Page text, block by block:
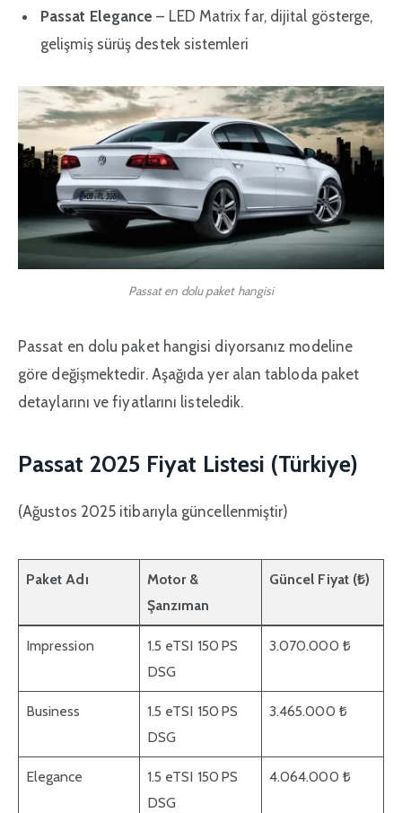
Passat Elegance – LED Matrix far, dijital gösterge,
gelişmiş sürüş destek sistemleri
Passat en dolu paket hangisi
Passat en dolu paket hangisi diyorsanız modeline
göre değişmektedir. Aşağıda yer alan tabloda paket
detaylarını ve fiyatlarını listeledik.
Passat 2025 Fiyat Listesi (Türkiye)
(Ağustos 2025 itibarıyla güncellenmiştir)
Paket Adı
Motor &
Şanzıman
Güncel Fiyat (₺)
Impression
1.5 eTSI 150 PS
DSG
3.070.000 ₺
Business
1.5 eTSI 150 PS
DSG
3.465.000 ₺
Elegance
1.5 eTSI 150 PS
DSG
4.064.000 ₺